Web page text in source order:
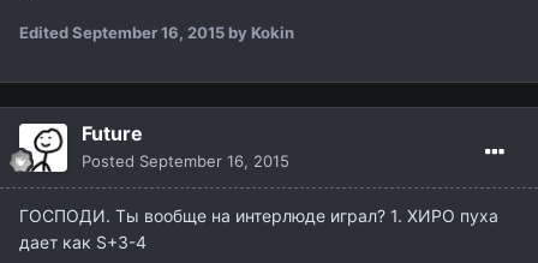
EditedSeptember 16, 2015 by Kokin
Future
Posted September 16, 2015
ГОСПОДИ. Ты вообще на интерлюде играл? 1. ХИРО пуха
дает как S+3-4